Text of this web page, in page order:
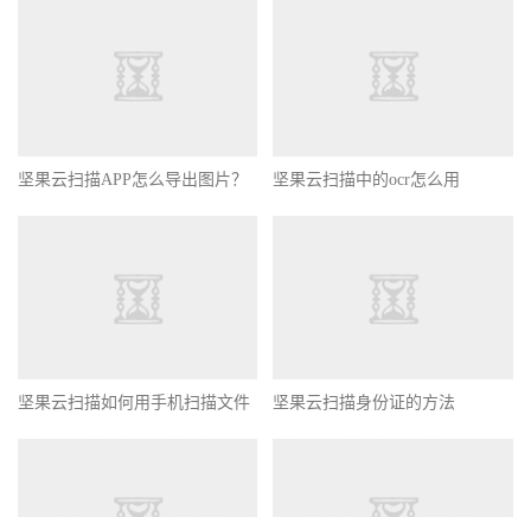
坚果云扫描APP怎么导出图片？ 坚果云扫描中的ocr怎么用
坚果云扫描如何用手机扫描文件 坚果云扫描身份证的方法